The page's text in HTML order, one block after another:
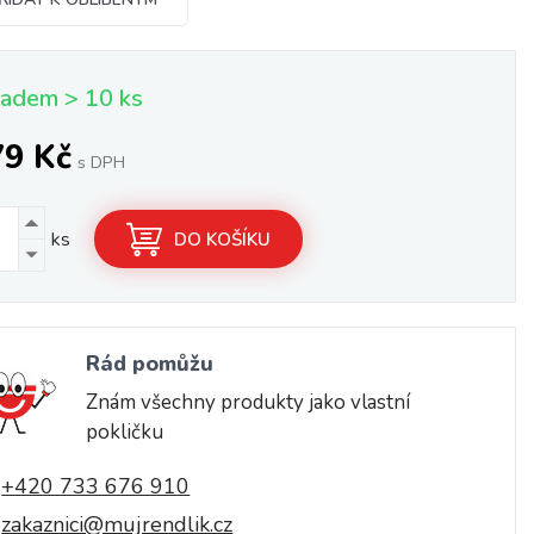
> 10 ks
Kč s DPH
ks DO KOŠÍKU
Rád pomůžu
Znám všechny produkty jako vlastní
pokličku
+420 733 676 910
zakaznici@mujrendlik.cz